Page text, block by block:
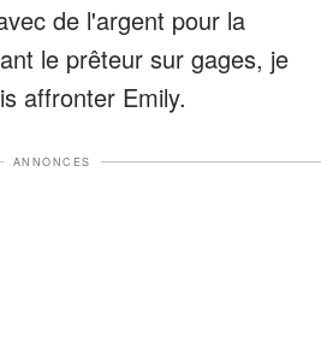
de l'argent pour la
le prêteur sur gages, je
affronter Emily.
ANNONCES